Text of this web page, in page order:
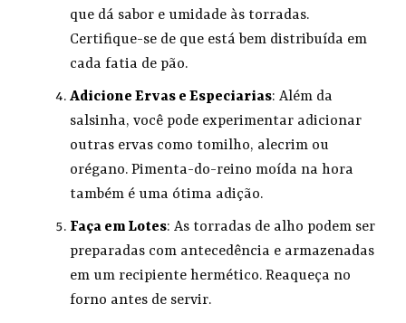
que dá sabor e umidade às torradas.
Certifique-se de que está bem distribuída em
cada fatia de pão.
Adicione Ervas e Especiarias: Além da
salsinha, você pode experimentar adicionar
outras ervas como tomilho, alecrim ou
orégano. Pimenta-do-reino moída na hora
também é uma ótima adição.
Faça em Lotes: As torradas de alho podem ser
preparadas com antecedência e armazenadas
em um recipiente hermético. Reaqueça no
forno antes de servir.